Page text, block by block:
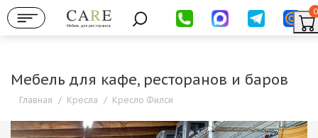
Мебель для ресторанов
0
Мебель для кафе, ресторанов и баров
Главная / Кресла / Кресло Филси